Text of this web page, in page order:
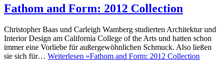
Fathom and Form: 2012 Collection
Christopher Baas und Carleigh Wamberg studierten Architektur und
Interior Design am California College of the Arts und hatten schon
immer eine Vorliebe für außergewöhnlichen Schmuck. Also ließen
sie sich für… Weiterlesen »Fathom and Form: 2012 Collection